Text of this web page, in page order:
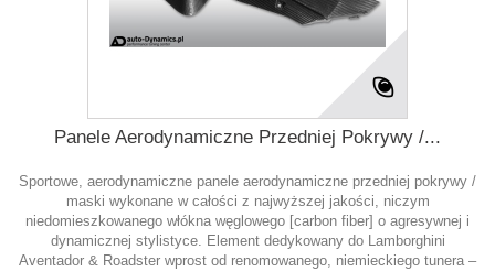
Panele Aerodynamiczne Przedniej Pokrywy /...
Sportowe, aerodynamiczne panele aerodynamiczne przedniej pokrywy /
maski wykonane w całości z najwyższej jakości, niczym
niedomieszkowanego włókna węglowego [carbon fiber] o agresywnej i
dynamicznej stylistyce. Element dedykowany do Lamborghini
Aventador & Roadster wprost od renomowanego, niemieckiego tunera –